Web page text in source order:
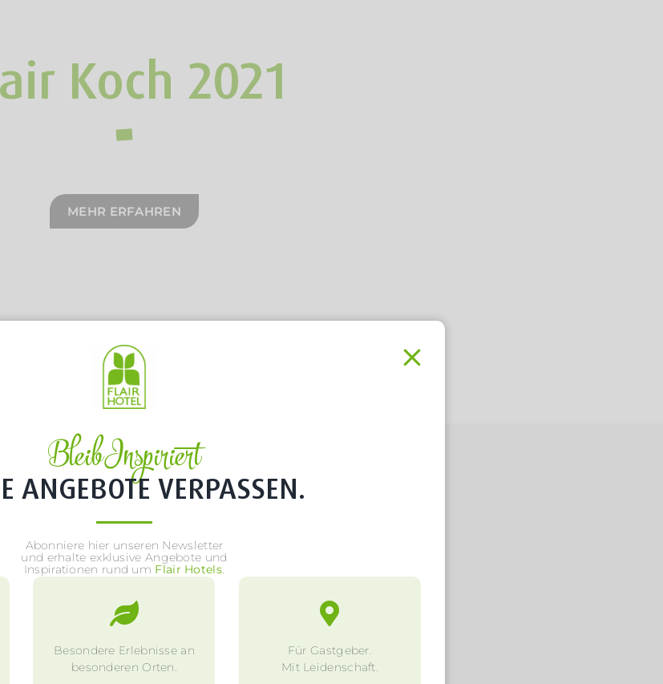
Koch 2021
MEHR ERFAHREN
Bleib Inspiriert
ANGEBOTE VERPASSEN.
Abonniere hier unseren Newsletter
und erhalte exklusive Angebote und
Inspirationen rund um Flair Hotels.
Besondere Erlebnisse an
besonderen Orten.
Für Gastgeber.
Mit Leidenschaft.